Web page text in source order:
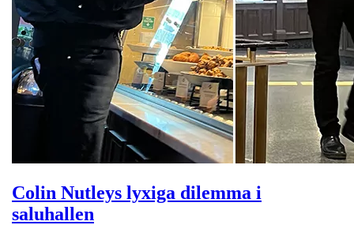
Colin Nutleys lyxiga dilemma i
saluhallen